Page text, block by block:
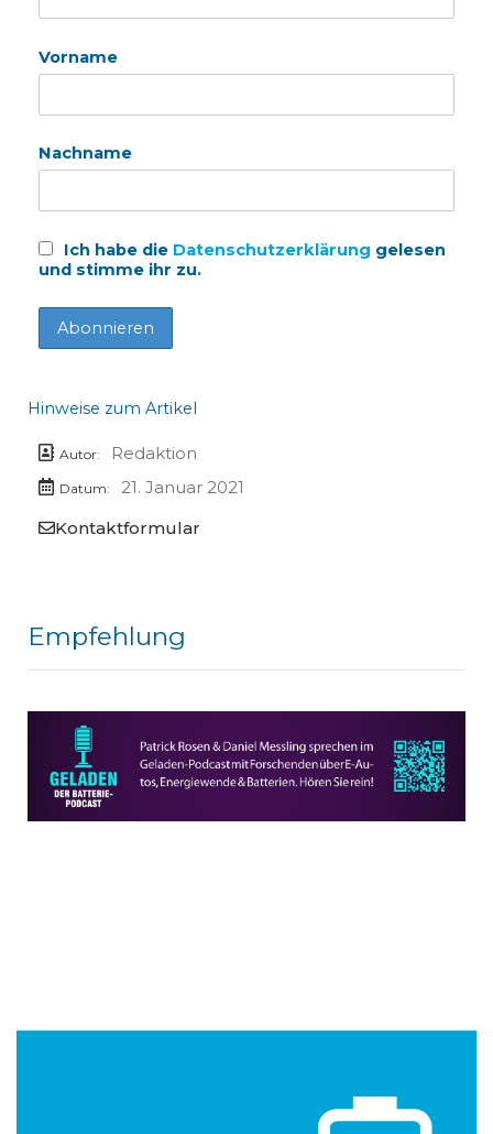
Vorname
Nachname
Ich habe die Datenschutzerklärung gelesen
und stimme ihr zu.
Hinweise zum Artikel
Autor: Redaktion
Datum:
21. Januar 2021
Kontaktformular
Empfehlung